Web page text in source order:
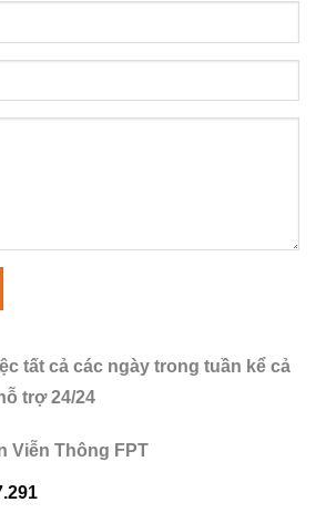
tất cả các ngày trong tuần kể cả
trợ 24/24
Viễn Thông FPT